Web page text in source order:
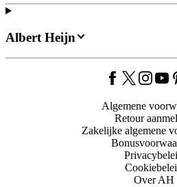
Albert Heijn
Algemene
Retour
Zakelijke algemene
Over AH